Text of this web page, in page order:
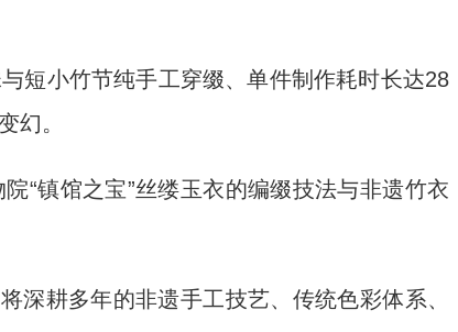
小竹节纯手工穿缀、单件制作耗时长达28
幻。
镇馆之宝”丝缕玉衣的编缀技法与非遗竹衣
耕多年的非遗手工技艺、传统色彩体系、